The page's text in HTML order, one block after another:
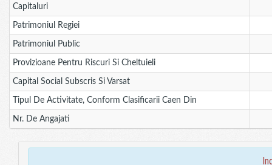
Capitaluri
Patrimoniul Regiei
Patrimoniul Public
Provizioane Pentru Riscuri Si Cheltuieli
Capital Social Subscris Si Varsat
Tipul De Activitate, Conform Clasificarii Caen Din
Nr. De Angajati